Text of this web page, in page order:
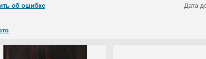
об ошибке
Дата